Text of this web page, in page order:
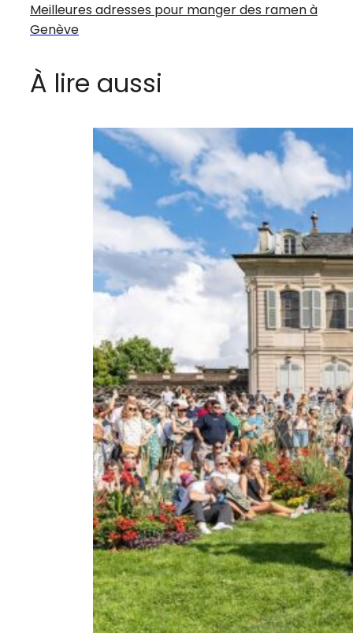
Meilleures adresses pour manger des ramen à
Genève
À lire aussi